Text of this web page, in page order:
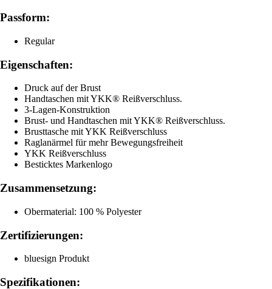
Passform:
Regular
Eigenschaften:
Druck auf der Brust
Handtaschen mit YKK® Reißverschluss.
3-Lagen-Konstruktion
Brust- und Handtaschen mit YKK® Reißverschluss.
Brusttasche mit YKK Reißverschluss
Raglanärmel für mehr Bewegungsfreiheit
YKK Reißverschluss
Besticktes Markenlogo
Zusammensetzung:
Obermaterial: 100 % Polyester
Zertifizierungen:
bluesign Produkt
Spezifikationen: